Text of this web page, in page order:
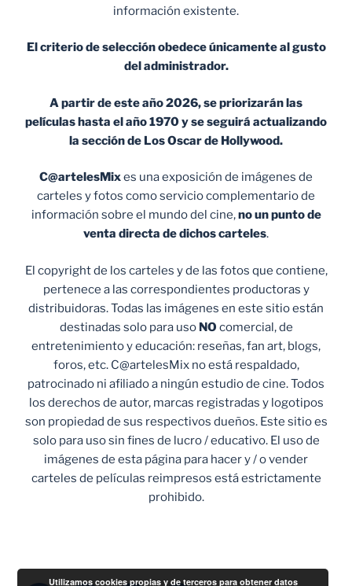
información existente.
El criterio de selección obedece únicamente al gusto
del administrador.
A partir de este año 2026, se priorizarán las
películas hasta el año 1970 y se seguirá actualizando
la sección de Los Oscar de Hollywood.
C@artelesMixes una exposición de imágenes de
carteles y fotos como servicio complementario de
información sobre el mundo del cine,no un punto de
venta directa de dichos carteles.
El copyright de los carteles y de las fotos que contiene,
pertenece a las correspondientes productoras y
distribuidoras. Todas las imágenes en este sitio están
destinadas solo para uso NO comercial, de
entretenimiento y educación: reseñas, fan art, blogs,
foros, etc. C@artelesMix no está respaldado,
patrocinado ni afiliado a ningún estudio de cine. Todos
los derechos de autor, marcas registradas y logotipos
son propiedad de sus respectivos dueños. Este sitio es
solo para uso sin fines de lucro / educativo. El uso de
imágenes de esta página para hacer y / o vender
carteles de películas reimpresos está estrictamente
prohibido.
Utilizamos cookies propias y de terceros para obtener datos